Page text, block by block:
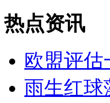
热点资讯
欧盟评估
雨生红球